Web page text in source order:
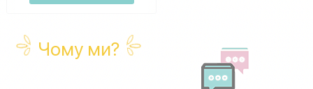
Чому ми?